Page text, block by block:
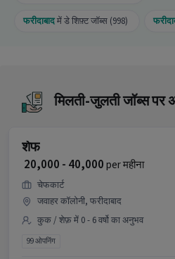
फरीदाबादमें डे शिफ़्ट जॉब्स (998)
मिलती-जुलती जॉब्स पर
शेफ
₹ 20,000 - 40,000per महीना
चेफकार्ट
जवाहर कॉलोनी, फरीदाबाद
कुक / शेफ़ में 0 - 6 वर्षो का अनुभव
99 ओपनिंग